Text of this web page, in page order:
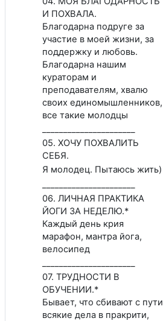
И ПОХВАЛА.
Благодарна подруге за
участие в моей жизни, за
поддержку и любовь.
Благодарна нашим
кураторам и
преподавателям, хвалю
своих единомышленников,
все такие молодцы
05. ХОЧУ ПОХВАЛИТЬ
СЕБЯ.
Я молодец. Пытаюсь жить)
06. ЛИЧНАЯ ПРАКТИКА
ЙОГИ ЗА НЕДЕЛЮ.*
Каждый день крия
марафон, мантра йога,
велосипед
07. ТРУДНОСТИ В
ОБУЧЕНИИ.*
Бывает, что сбивают с пути
всякие дела в пракрити,